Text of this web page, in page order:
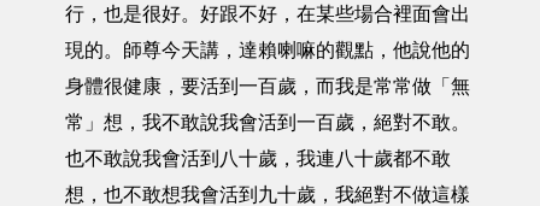
行，也是很好。好跟不好，在某些場合裡面會出
現的。師尊今天講，達賴喇嘛的觀點，他說他的
身體很健康，要活到一百歲，而我是常常做「無
常」想，我不敢說我會活到一百歲，絕對不敢。
也不敢說我會活到八十歲，我連八十歲都不敢
想，也不敢想我會活到九十歲，我絕對不做這樣